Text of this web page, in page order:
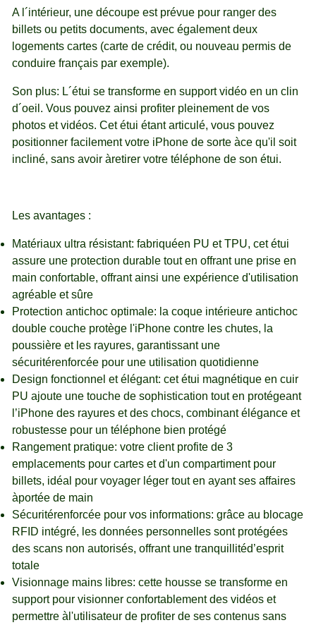
A l´intérieur, une découpe est prévue pour ranger des
billets ou petits documents, avec également deux
logements cartes (carte de crédit, ou nouveau permis de
conduire français par exemple).
Son plus: L´étui se transforme en support vidéo en un clin
d´oeil. Vous pouvez ainsi profiter pleinement de vos
photos et vidéos. Cet étui étant articulé, vous pouvez
positionner facilement votre iPhone de sorte àce qu'il soit
incliné, sans avoir àretirer votre téléphone de son étui.
Les avantages :
Matériaux ultra résistant: fabriquéen PU et TPU, cet étui
assure une protection durable tout en offrant une prise en
main confortable, offrant ainsi une expérience d'utilisation
agréable et sûre
Protection antichoc optimale: la coque intérieure antichoc
double couche protège l'iPhone contre les chutes, la
poussière et les rayures, garantissant une
sécuritérenforcée pour une utilisation quotidienne
Design fonctionnel et élégant: cet étui magnétique en cuir
PU ajoute une touche de sophistication tout en protégeant
l’iPhone des rayures et des chocs, combinant élégance et
robustesse pour un téléphone bien protégé
Rangement pratique: votre client profite de 3
emplacements pour cartes et d'un compartiment pour
billets, idéal pour voyager léger tout en ayant ses affaires
àportée de main
Sécuritérenforcée pour vos informations: grâce au blocage
RFID intégré, les données personnelles sont protégées
des scans non autorisés, offrant une tranquillitéd’esprit
totale
Visionnage mains libres: cette housse se transforme en
support pour visionner confortablement des vidéos et
permettre àl'utilisateur de profiter de ses contenus sans